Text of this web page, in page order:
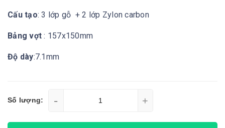
Cấu tạo: 3 lớp gỗ + 2 lớp Zylon carbon
Bảng vợt: 157x150mm
Độ dày:7.1mm
Số lượng: - +